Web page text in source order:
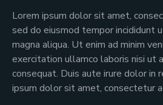
Lorem ipsum dolor sit amet,
sed do eiusmod tempor incididunt
magna aliqua. Ut enim ad minim
exercitation ullamco laboris nisi ut
consequat. Duis aute irure dolor in
ipsum dolor sit amet, consectetur